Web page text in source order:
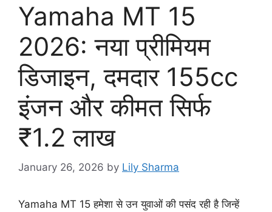
Yamaha MT 15
2026: नया प्रीमियम
डिजाइन, दमदार 155cc
इंजन और कीमत सिर्फ
₹1.2 लाख
January 26, 2026 by Lily Sharma
Yamaha MT 15 हमेशा से उन युवाओं की पसंद रही है जिन्हें